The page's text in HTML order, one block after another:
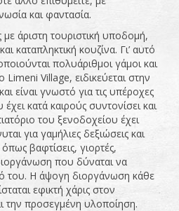
και φαντασία.
με άριστη τουριστική υποδομή,
καταπληκτική κουζίνα. Γι’ αυτό
πολυάριθμοι γάμοι και
Limeni Village, ειδικεύεται στην
είναι γνωστό για τις υπέροχες
κατά καιρούς συντονίσει και
του ξενοδοχείου έχει
για γαμήλιες δεξιώσεις και
βαφτίσεις, γιορτές,
που δύναται να
του. Η άψογη διοργάνωση κάθε
εφικτή χάρις στον
την προσεγμένη υλοποίηση.